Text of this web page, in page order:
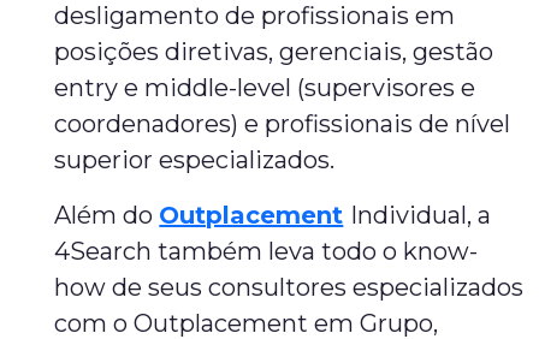
desligamento de profissionais em
posições diretivas, gerenciais, gestão
entry e middle-level (supervisores e
coordenadores) e profissionais de nível
superior especializados.
Além do Outplacement Individual, a
4Search também leva todo o know-
how de seus consultores especializados
com o Outplacement em Grupo,